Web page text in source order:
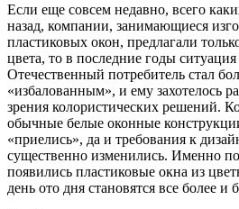
Если еще совсем недавно, всего
назад, компании, занимающиеся
пластиковых окон, предлагали
цвета, то в последние годы ситуация
Отечественный потребитель стал
«избалованным», и ему захотелось
зрения колористических решений.
обычные белые оконные
«приелись», да и требования к
существенно изменились. Именно
появились пластиковые окна из
день ото дня становятся все более